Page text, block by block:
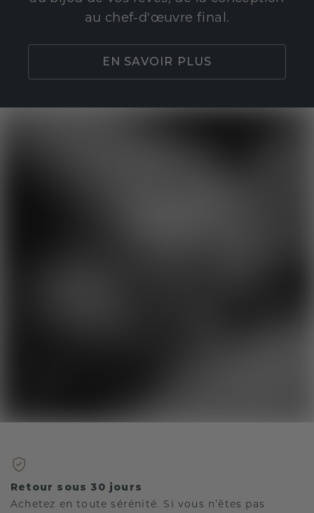
au chef-d'œuvre final.
EN SAVOIR PLUS
Retour sous 30 jours
Achetez en toute sérénité. Si vous n’êtes pas